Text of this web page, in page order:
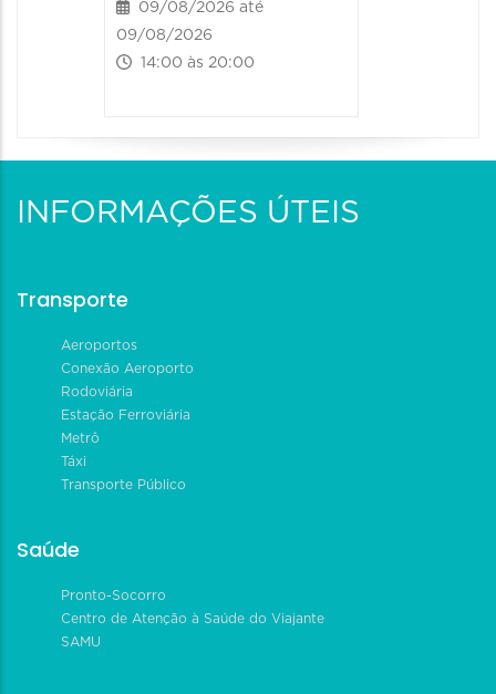
09/08/2026 até
09/08/2026
14:00 às 20:00
INFORMAÇÕES ÚTEIS
Transporte
Aeroportos
Conexão Aeroporto
Rodoviária
Estação Ferroviária
Metrô
Táxi
Transporte Público
Saúde
Pronto-Socorro
Centro de Atenção à Saúde do Viajante
SAMU